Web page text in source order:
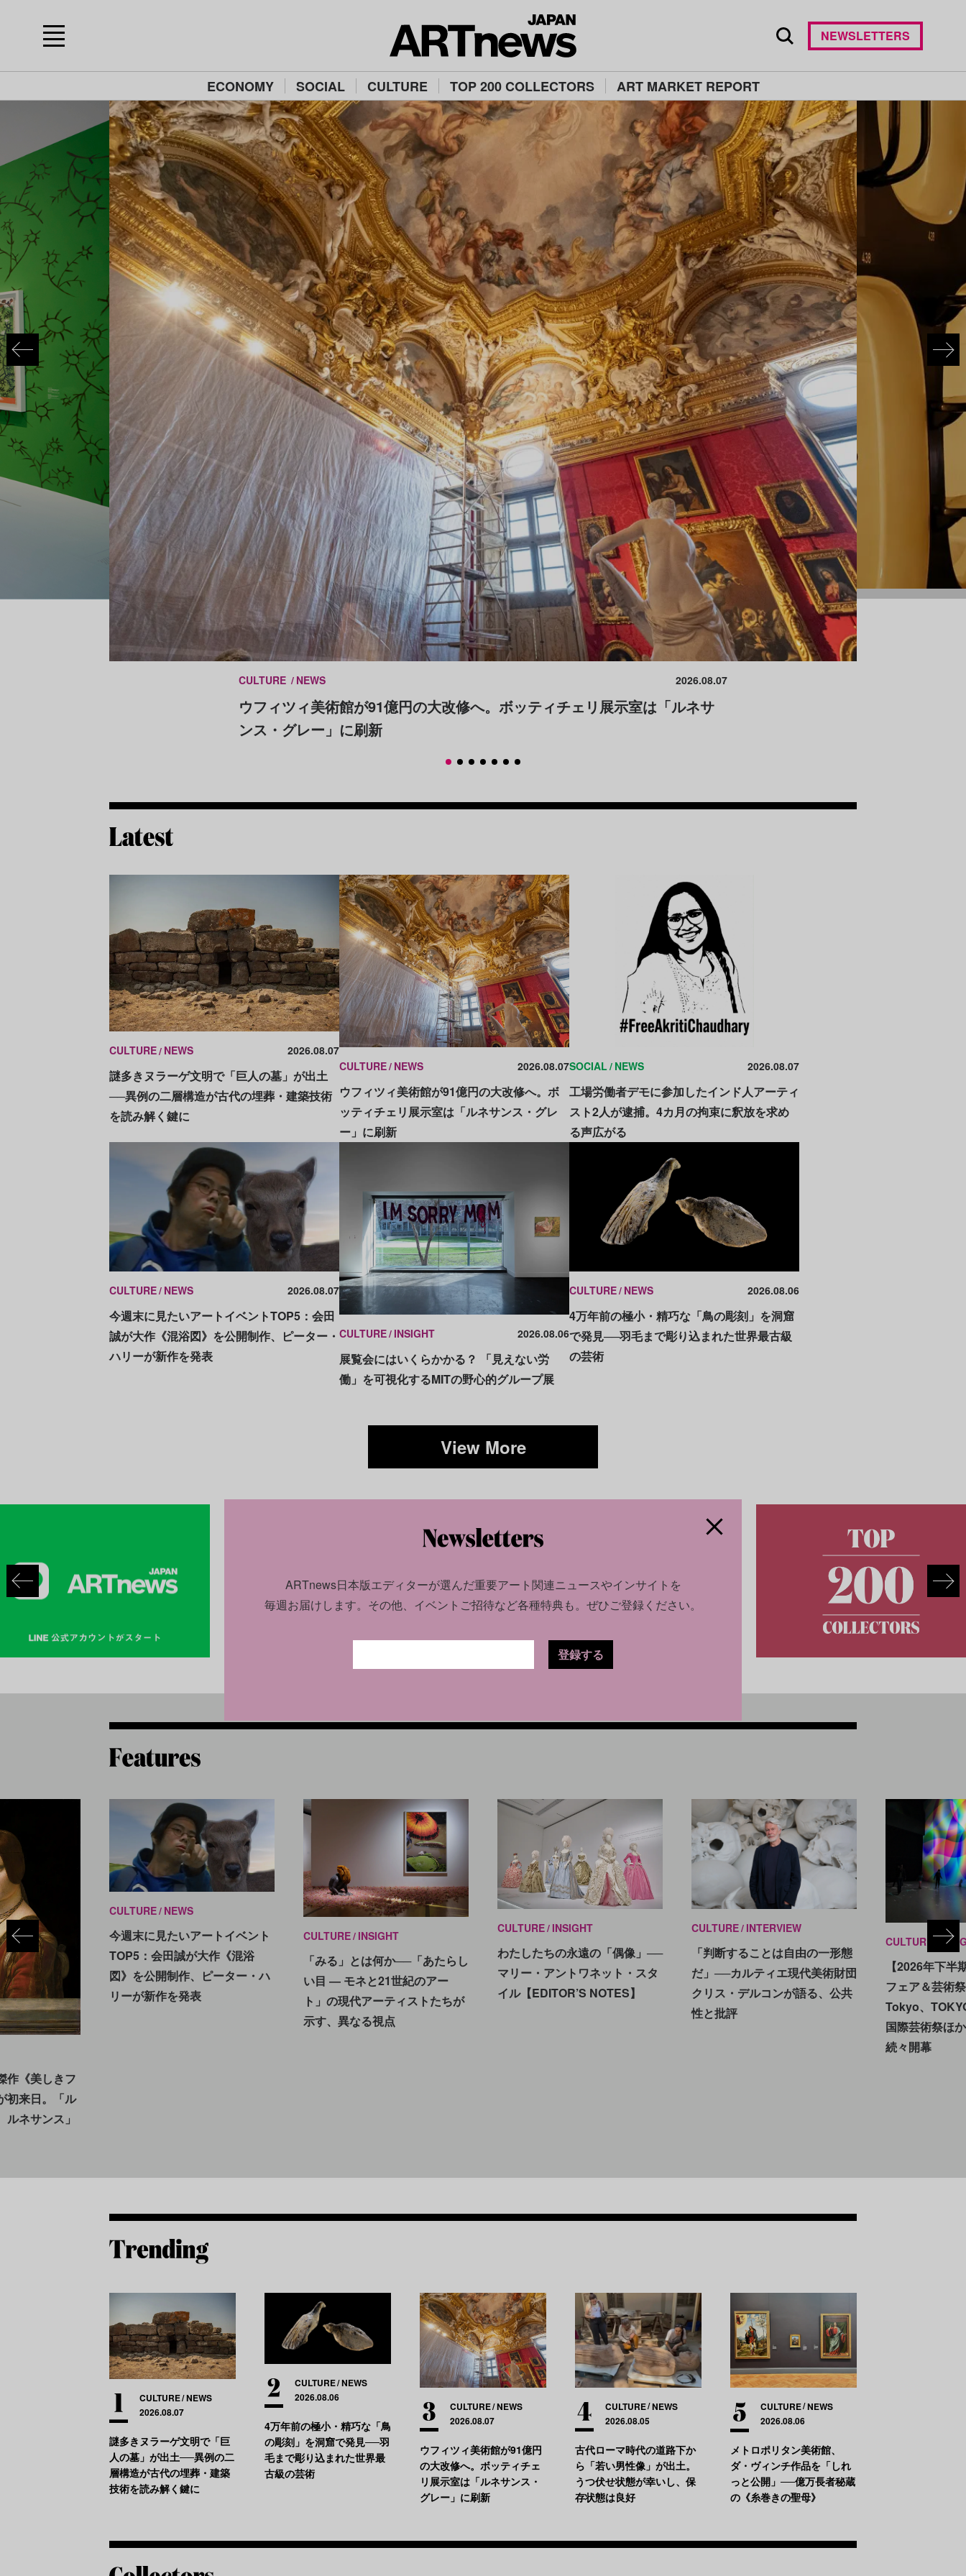
ECONOMY SOCIAL CULTURE TOP 200 COLLECTORS ART MARKET REPORT
NEWSLETTERS
CULTURE NEWS 2026.08.07
ウフィツィ美術館が91億円の大改修へ。ボッティチェリ展示室は「ルネサ
ンス・グレー」に刷新
CULTURE NEWS 2026.08.07
謎多きヌラーゲ文明で「巨人の墓」が出土
──異例の二層構造が古代の埋葬・建築技術
を読み解く鍵に
CULTURE NEWS 2026.08.07
ウフィツィ美術館が91億円の大改修へ。ボ
ッティチェリ展示室は「ルネサンス・グレ
ー」に刷新
SOCIAL NEWS 2026.08.07
工場労働者デモに参加したインド人アーティ
スト2人が逮捕。4カ月の拘束に釈放を求め
る声広がる
CULTURE NEWS 2026.08.07
今週末に見たいアートイベントTOP5：会田
誠が大作《混浴図》を公開制作、ピーター・
ハリーが新作を発表
CULTURE INSIGHT 2026.08.06
展覧会にはいくらかかる？ 「見えない労
働」を可視化するMITの野心的グループ展
CULTURE NEWS 2026.08.06
4万年前の極小・精巧な「鳥の彫刻」を洞窟
で発見──羽毛まで彫り込まれた世界最古級
の芸術
View More
作《美しきフ
初来日。「ル
ネサンス」
CULTURE NEWS
今週末に見たいアートイベント
TOP5：会田誠が大作《混浴
図》を公開制作、ピーター・ハ
リーが新作を発表
CULTURE INSIGHT
「みる」とは何か──「あたらし
い目 ― モネと21世紀のアー
ト」の現代アーティストたちが
示す、異なる視点
CULTURE INSIGHT
わたしたちの永遠の「偶像」──
マリー・アントワネット・スタ
イル【EDITOR’S NOTES】
CULTURE INTERVIEW
「判断することは自由の一形態
だ」──カルティエ現代美術財団
クリス・デルコンが語る、公共
性と批評
CULTURE
【2026年下半
フェア＆芸術
Tokyo、
国際芸術祭ほ
続々開幕
CULTURE NEWS
2026.08.07
謎多きヌラーゲ文明で「巨
人の墓」が出土──異例の二
層構造が古代の埋葬・建築
技術を読み解く鍵に
CULTURE NEWS
2026.08.06
4万年前の極小・精巧な「鳥
の彫刻」を洞窟で発見──羽
毛まで彫り込まれた世界最
古級の芸術
CULTURE NEWS
2026.08.07
ウフィツィ美術館が91億円
の大改修へ。ボッティチェ
リ展示室は「ルネサンス・
グレー」に刷新
CULTURE NEWS
2026.08.05
古代ローマ時代の道路下か
ら「若い男性像」が出土。
うつ伏せ状態が幸いし、保
存状態は良好
CULTURE NEWS
2026.08.06
メトロポリタン美術館、
ダ・ヴィンチ作品を「しれ
っと公開」──億万長者秘蔵
の《糸巻きの聖母》
ARTnews日本版エディターが選んだ重要アート関連ニュースやインサイトを
毎週お届けします。 その他、イベントご招待など各種特典も。ぜひご登録ください。
登録する